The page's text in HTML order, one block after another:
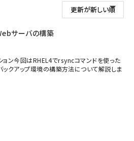
サーバの構築
ン今回はRHEL4でrsyncコマンドを使った
ックアップ環境の構築方法について解説しま